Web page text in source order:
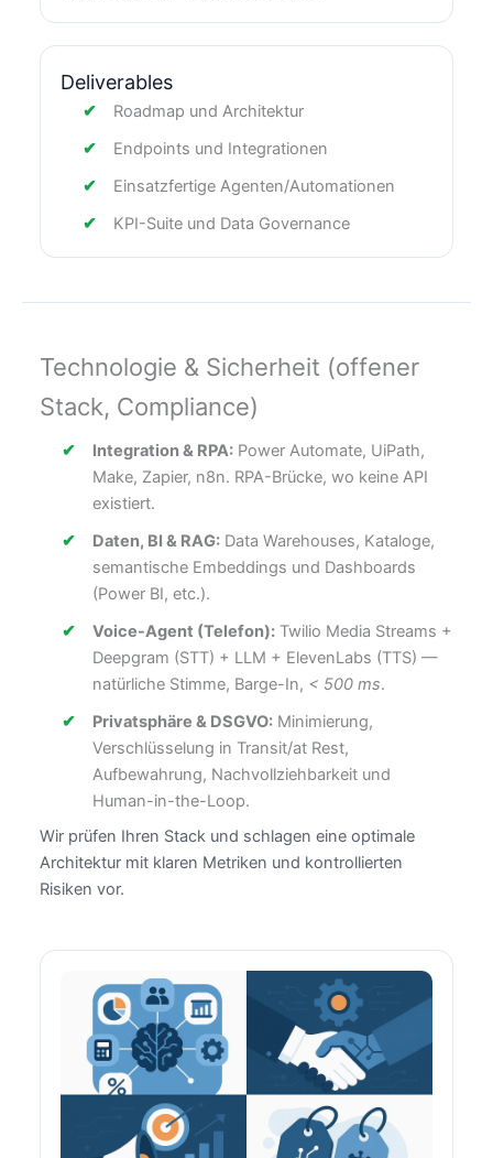
Deliverables
Roadmap und Architektur
Endpoints und Integrationen
Einsatzfertige Agenten/Automationen
KPI-Suite und Data Governance
Technologie & Sicherheit (offener
Stack, Compliance)
Integration & RPA: Power Automate, UiPath,
Make, Zapier, n8n. RPA-Brücke, wo keine API
existiert.
Daten, BI & RAG: Data Warehouses, Kataloge,
semantische Embeddings und Dashboards
(Power BI, etc.).
Voice-Agent (Telefon): Twilio Media Streams +
Deepgram (STT) + LLM + ElevenLabs (TTS) —
natürliche Stimme, Barge-In, < 500 ms.
Privatsphäre & DSGVO: Minimierung,
Verschlüsselung in Transit/at Rest,
Aufbewahrung, Nachvollziehbarkeit und
Human-in-the-Loop.
Wir prüfen Ihren Stack und schlagen eine optimale
Architektur mit klaren Metriken und kontrollierten
Risiken vor.